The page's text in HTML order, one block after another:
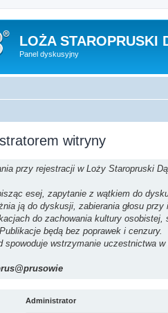
LOŻA STAROPRUSKI
Panel dyskusyjny
witryny
przy rejestracji w Loży Staropruski
esej, zapytanie z wątkiem do
ją do dyskusji, zabierania głosu
do zachowania kultury
będą bez poprawek i cenzury.
spowoduje wstrzymanie uczestnictwa w
Administrator